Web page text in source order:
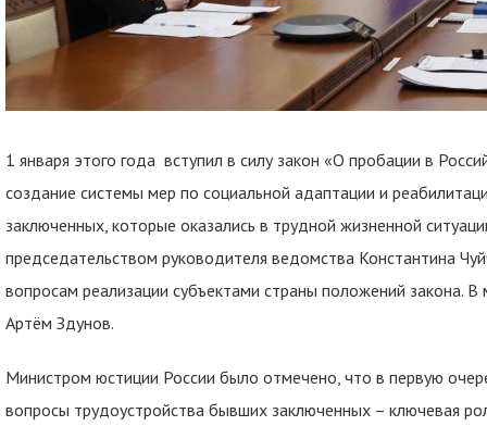
1 января этого года вступил в силу закон «О пробации в
создание системы мер по социальной адаптации и
заключенных, которые оказались в трудной жизненной
председательством руководителя ведомства Константина
вопросам реализации субъектами страны положений закона.
Артём Здунов.
Министром юстиции России было отмечено, что в первую
вопросы трудоустройства бывших заключенных – ключевая